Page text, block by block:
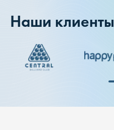
Наши клиенты